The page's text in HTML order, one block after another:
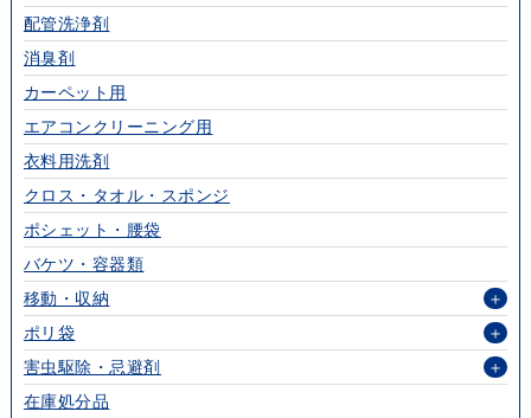
配管洗浄剤
消臭剤
カーペット用
エアコンクリーニング用
衣料用洗剤
クロス・タオル・スポンジ
ポシェット・腰袋
バケツ・容器類
移動・収納
＋
ポリ袋
＋
害虫駆除・忌避剤
＋
在庫処分品